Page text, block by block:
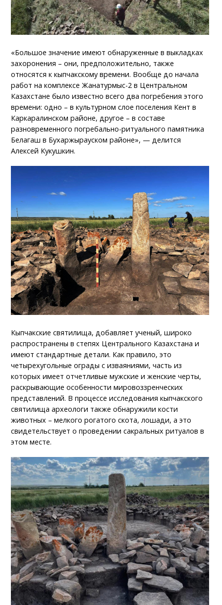
«Большое значение имеют обнаруженные в выкладках
захоронения – они, предположительно, также
относятся к кыпчакскому времени. Вообще до начала
работ на комплексе Жанатурмыс-2 в Центральном
Казахстане было известно всего два погребения этого
времени: одно – в культурном слое поселения Кент в
Каркаралинском районе, другое – в составе
разновременного погребально-ритуального памятника
Белагаш в Бухаржырауском районе», — делится
Алексей Кукушкин.
Кыпчакские святилища, добавляет ученый, широко
распространены в степях Центрального Казахстана и
имеют стандартные детали. Как правило, это
четырехугольные ограды с изваяниями, часть из
которых имеет отчетливые мужские и женские черты,
раскрывающие особенности мировоззренческих
представлений. В процессе исследования кыпчакского
святилища археологи также обнаружили кости
животных – мелкого рогатого скота, лошади, а это
свидетельствует о проведении сакральных ритуалов в
этом месте.